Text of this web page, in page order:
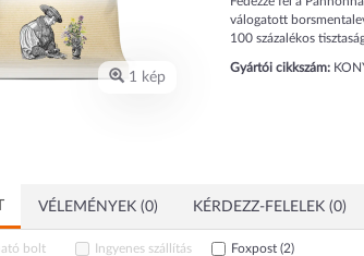
1 kép
válogatott
100 százalékos
Gyártói cikkszám:
VÉLEMÉNYEK (0) KÉRDEZZ-FELELEK (0)
bolt Ingyenes szállítás Foxpost (2)